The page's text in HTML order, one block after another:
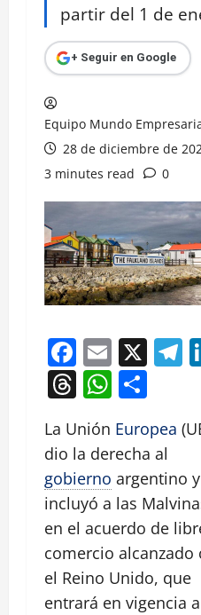
partir del 1 de
+ Seguir en Google
Equipo Mundo
28 de diciembre de
3 minutes read
0
Email
X
Threads
La Unión Europea
dio la derecha al
gobierno argentino
incluyó a las
en el acuerdo de
comercio alcanzado
el Reino Unido, que
entrará en vigencia a